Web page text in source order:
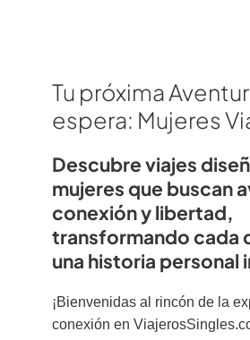
Tu próxima
espera: Mujeres
Descubre viajes
mujeres que buscan
conexión y libertad,
transformando cada
una historia personal
¡Bienvenidas al rincón de la
conexión en